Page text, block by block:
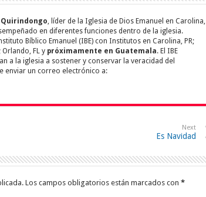
, líder de la Iglesia de Dios Emanuel en Carolina,
en diferentes funciones dentro de la iglesia.
Bíblico Emanuel (IBE) con Institutos en Carolina, PR;
Orlando, FL y próximamente en Guatemala. El IBE
a la iglesia a sostener y conservar la veracidad del
enviar un correo electrónico a:
Next
Es Navidad
Los campos obligatorios están marcados con *